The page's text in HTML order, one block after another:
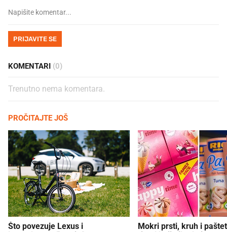
PRIJAVITE SE
KOMENTARI (0)
Trenutno nema komentara.
PROČITAJTE JOŠ
Što povezuje Lexus i
Mokri prsti, kruh i